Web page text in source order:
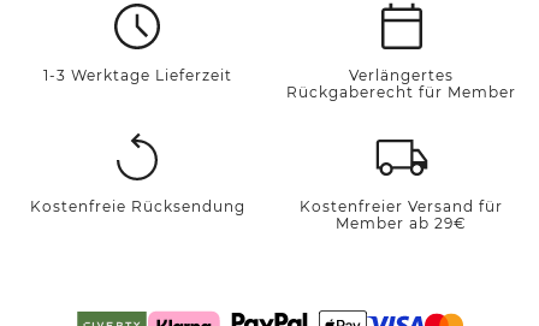
1-3 Werktage Lieferzeit
Verlängertes
Rückgaberecht für Member
Kostenfreie Rücksendung
Kostenfreier Versand für
Member ab 29€